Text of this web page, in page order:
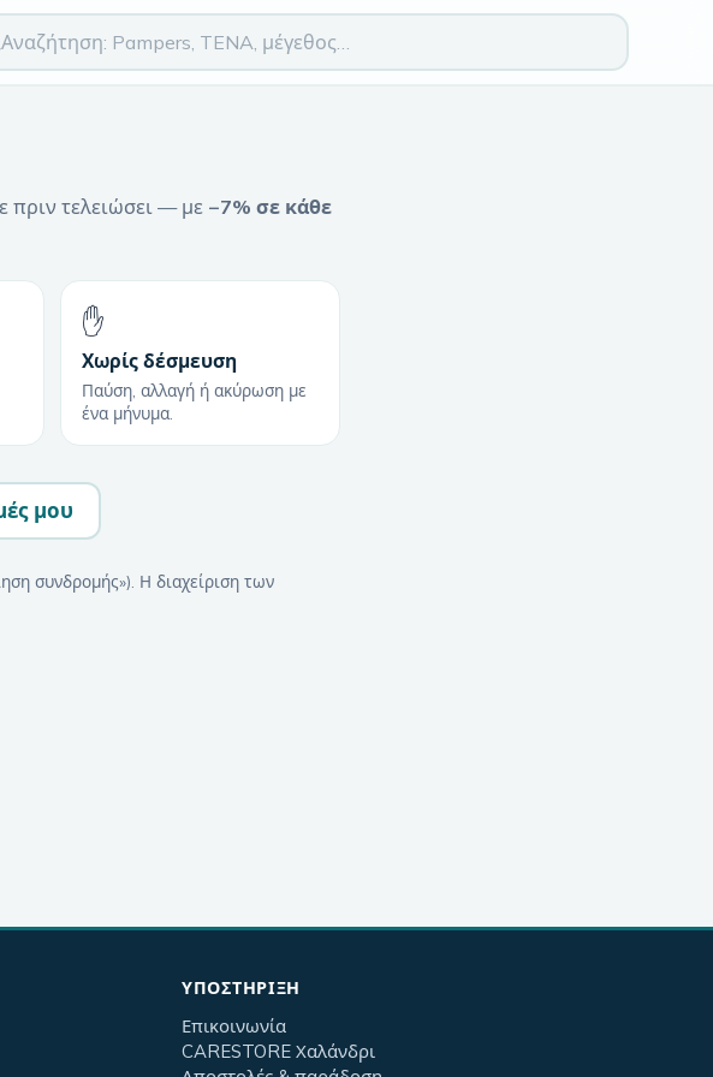
πριν τελειώσει — με −7% σε κάθε
✋
Χωρίς δέσμευση
Παύση, αλλαγή ή ακύρωση με
ένα μήνυμα.
μου
συνδρομής»). Η διαχείριση των
ΥΠΟΣΤΉΡΙΞΗ
Επικοινωνία
CARESTORE Χαλάνδρι